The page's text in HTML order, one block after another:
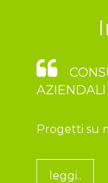
AZIENDALI
Progetti su
leggi..